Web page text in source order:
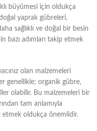
büyümesi için oldukça
yaprak gübreleri,
sağlıklı ve doğal bir besin
bazı adımları takip etmek
olan malzemeleri
genellikle; organik gübre,
olabilir. Bu malzemeleri bir
tam anlamıyla
etmek oldukça önemlidir.